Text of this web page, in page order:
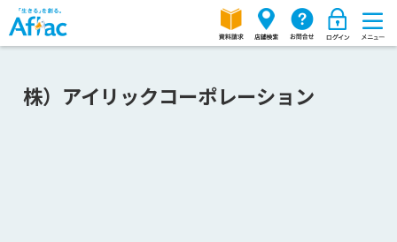
株）アイリックコーポレーション